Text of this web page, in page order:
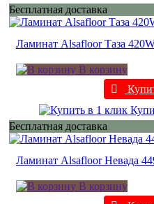
Бесплатная доставка
Ламинат Alsafloor Таза
В корзину
Бесплатная доставка
Ламинат Alsafloor Невада
В корзину